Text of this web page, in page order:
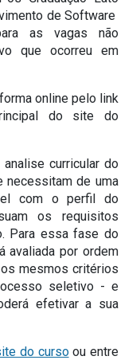
de Software
as vagas não
que ocorreu em
online pelo link
do site do
curricular do
necessitam de uma
com o perfil do
os requisitos
Para essa fase do
avaliada por ordem
mesmos critérios
seletivo - e
efetivar a sua
do cursoou entre